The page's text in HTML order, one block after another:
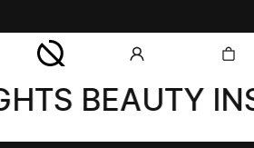
в корзину BEAUTY